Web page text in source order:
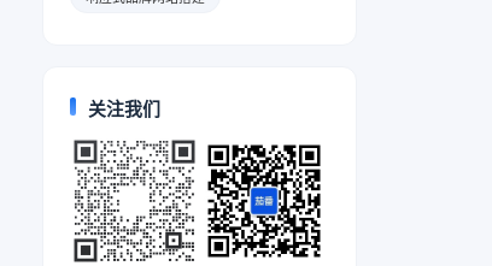
关注我们